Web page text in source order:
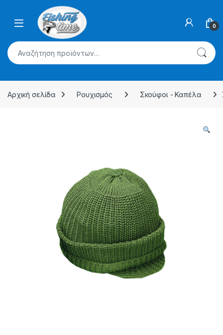
Skip to navigation
0
Αναζήτηση για:
Αρχική σελίδα Ρουχισμός Σκούφοι - Καπέλα